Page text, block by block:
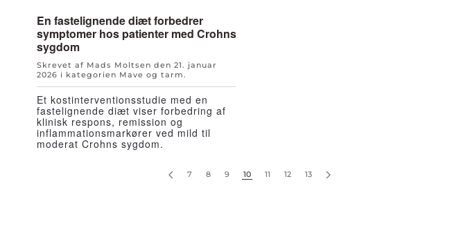
En fastelignende diæt forbedrer
symptomer hos patienter med Crohns
sygdom
Skrevet af Mads Moltsen den 21. januar
2026 i kategorien Mave og tarm.
Et kostinterventionsstudie med en
fastelignende diæt viser forbedring af
klinisk respons, remission og
inflammationsmarkører ved mild til
moderat Crohns sygdom.
7 8 9 10 11 12 13